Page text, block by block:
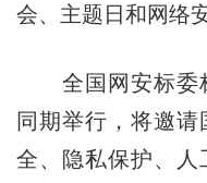
会、主题日和网络
全国网安标委
同期举行，将邀
全、隐私保护、人